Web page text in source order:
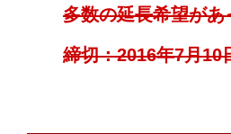
多数の延長希望が
締切：2016年7月10